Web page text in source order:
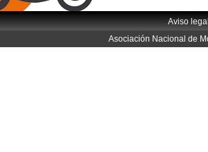
Aviso
Asociación Nacional de